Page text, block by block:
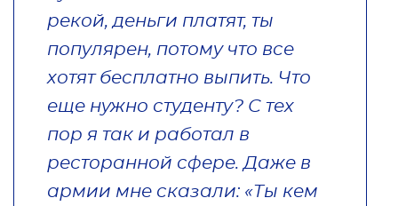
рекой, деньги платят, ты
популярен, потому что все
хотят бесплатно выпить. Что
еще нужно студенту? С тех
пор я так и работал в
ресторанной сфере. Даже в
армии мне сказали: «Ты кем